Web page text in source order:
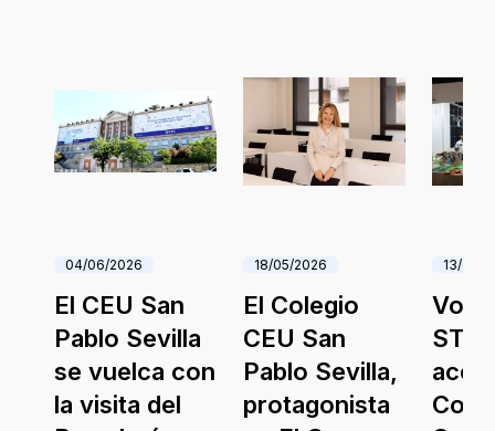
04/06/2026
El CEU San
Pablo Sevilla
se vuelca con
la visita del
18/05/2026
El Colegio
CEU San
Pablo Sevilla,
protagonista
13/05/